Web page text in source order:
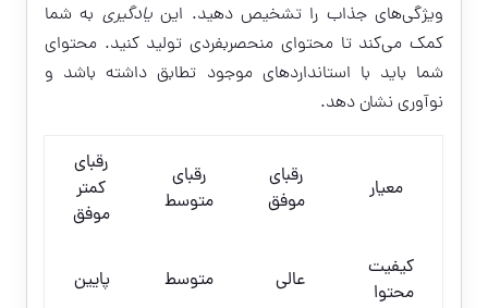
ویژگی‌های جذاب را تشخیص دهید. اینیادگیری به شما
کمک می‌کند تا محتوای منحصربفردی تولید کنید. محتوای
شما باید با استانداردهای موجود تطابق داشته باشد و
نوآوری نشان دهد.
معیار
رقبای
موفق
رقبای
متوسط
رقبای
کمتر
موفق
کیفیت
محتوا
عالی متوسط پایین